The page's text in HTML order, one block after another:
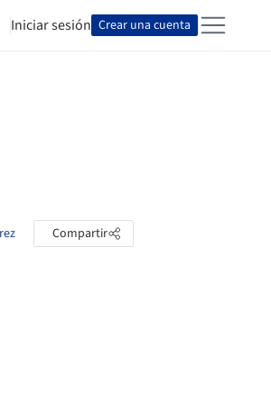
Iniciar sesión Crear una cuenta
Compartir